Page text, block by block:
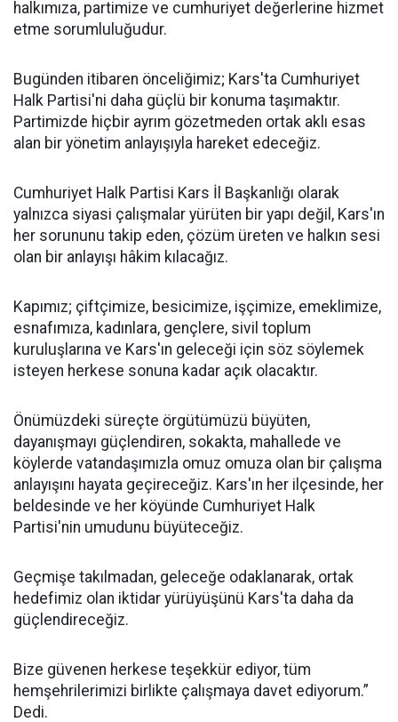
halkımıza, partimize ve cumhuriyet değerlerine hizmet
etme sorumluluğudur.
Bugünden itibaren önceliğimiz; Kars'ta Cumhuriyet
Halk Partisi'ni daha güçlü bir konuma taşımaktır.
Partimizde hiçbir ayrım gözetmeden ortak aklı esas
alan bir yönetim anlayışıyla hareket edeceğiz.
Cumhuriyet Halk Partisi Kars İl Başkanlığı olarak
yalnızca siyasi çalışmalar yürüten bir yapı değil, Kars'ın
her sorununu takip eden, çözüm üreten ve halkın sesi
olan bir anlayışı hâkim kılacağız.
Kapımız; çiftçimize, besicimize, işçimize, emeklimize,
esnafımıza, kadınlara, gençlere, sivil toplum
kuruluşlarına ve Kars'ın geleceği için söz söylemek
isteyen herkese sonuna kadar açık olacaktır.
Önümüzdeki süreçte örgütümüzü büyüten,
dayanışmayı güçlendiren, sokakta, mahallede ve
köylerde vatandaşımızla omuz omuza olan bir çalışma
anlayışını hayata geçireceğiz. Kars'ın her ilçesinde, her
beldesinde ve her köyünde Cumhuriyet Halk
Partisi'nin umudunu büyüteceğiz.
Geçmişe takılmadan, geleceğe odaklanarak, ortak
hedefimiz olan iktidar yürüyüşünü Kars'ta daha da
güçlendireceğiz.
Bize güvenen herkese teşekkür ediyor, tüm
hemşehrilerimizi birlikte çalışmaya davet ediyorum.”
Dedi.